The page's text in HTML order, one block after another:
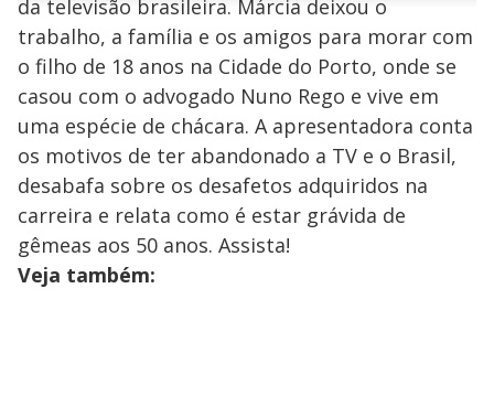
a
y
V
i
n
d
s
u
n
o
s
M
u
d
o
da televisão brasileira. Márcia deixou o
trabalho, a família e os amigos para morar com
o filho de 18 anos na Cidade do Porto, onde se
casou com o advogado Nuno Rego e vive em
uma espécie de chácara. A apresentadora conta
os motivos de ter abandonado a TV e o Brasil,
desabafa sobre os desafetos adquiridos na
carreira e relata como é estar grávida de
gêmeas aos 50 anos. Assista!
Veja também: